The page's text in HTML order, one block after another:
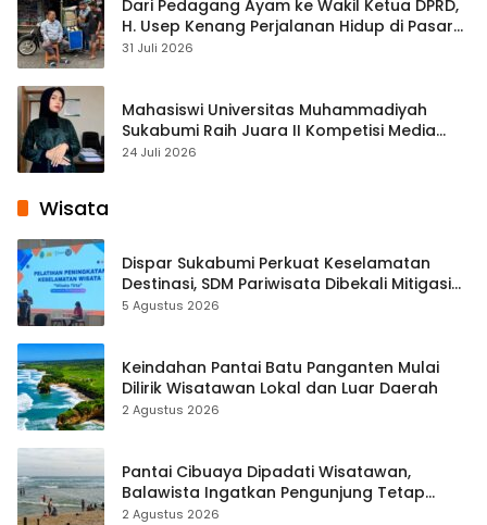
Dari Pedagang Ayam ke Wakil Ketua DPRD,
H. Usep Kenang Perjalanan Hidup di Pasar
Cisaat
31 Juli 2026
Mahasiswi Universitas Muhammadiyah
Sukabumi Raih Juara II Kompetisi Media
Pembelajaran Digital Tingkat Internasional
24 Juli 2026
Wisata
Dispar Sukabumi Perkuat Keselamatan
Destinasi, SDM Pariwisata Dibekali Mitigasi
hingga Teknik Evakuasi
5 Agustus 2026
Keindahan Pantai Batu Panganten Mulai
Dilirik Wisatawan Lokal dan Luar Daerah
2 Agustus 2026
Pantai Cibuaya Dipadati Wisatawan,
Balawista Ingatkan Pengunjung Tetap
Waspada
2 Agustus 2026